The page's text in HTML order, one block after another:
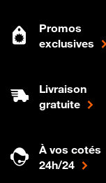
Promos
exclusives
Livraison
gratuite
À vos cotés
24h/24